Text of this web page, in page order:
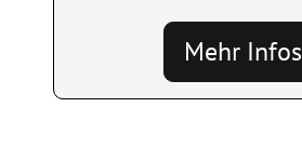
Mehr Infos